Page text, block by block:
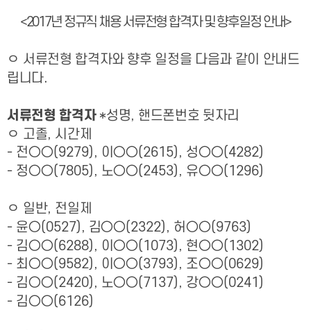
<2017년 정규직 채용 서류전형 합격자 및 향후일정 안내>
ㅇ 서류전형 합격자와 향후 일정을 다음과 같이 안내드
립니다.
서류전형 합격자 *성명, 핸드폰번호 뒷자리
ㅇ 고졸, 시간제
- 전○○(9279), 이○○(2615), 성○○(4282)
- 정○○(7805), 노○○(2453), 유○○(1296)
ㅇ 일반, 전일제
- 윤○(0527), 김○○(2322), 허○○(9763)
- 김○○(6288), 이○○(1073), 현○○(1302)
- 최○○(9582), 이○○(3793), 조○○(0629)
- 김○○(2420), 노○○(7137), 강○○(0241)
- 김○○(6126)